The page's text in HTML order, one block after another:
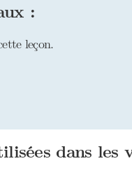
:
leçon.
dans les